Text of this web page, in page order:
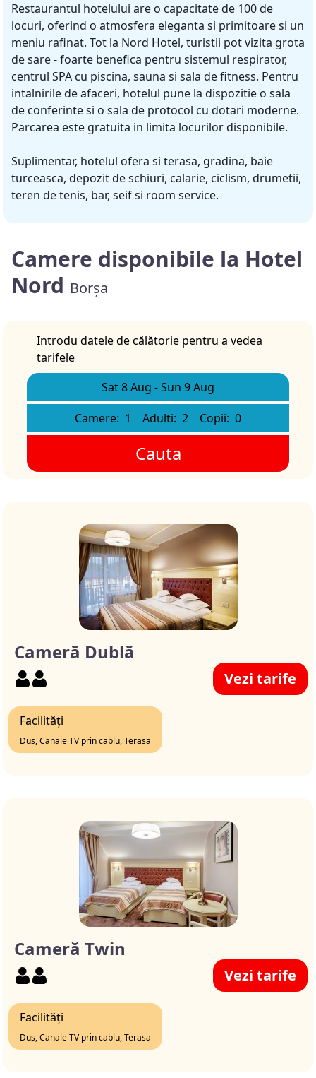
Restaurantul hotelului are o capacitate de 100 de
locuri, oferind o atmosfera eleganta si primitoare si un
meniu rafinat. Tot la Nord Hotel, turistii pot vizita grota
de sare - foarte benefica pentru sistemul respirator,
centrul SPA cu piscina, sauna si sala de fitness. Pentru
intalnirile de afaceri, hotelul pune la dispozitie o sala
de conferinte si o sala de protocol cu dotari moderne.
Parcarea este gratuita in limita locurilor disponibile.
Suplimentar, hotelul ofera si terasa, gradina, baie
turceasca, depozit de schiuri, calarie, ciclism, drumetii,
teren de tenis, bar, seif si room service.
Camere disponibile la Hotel
Nord Borșa
Introdu datele de călătorie pentru a vedea
tarifele
Sat 8 Aug -Sun 9 Aug
Camere: 1 Adulti: 2 Copii: 0
Cauta
Cameră Dublă
Vezi tarife
Facilități
Dus, Canale TV prin cablu, Terasa
Cameră Twin
Vezi tarife
Facilități
Dus, Canale TV prin cablu, Terasa